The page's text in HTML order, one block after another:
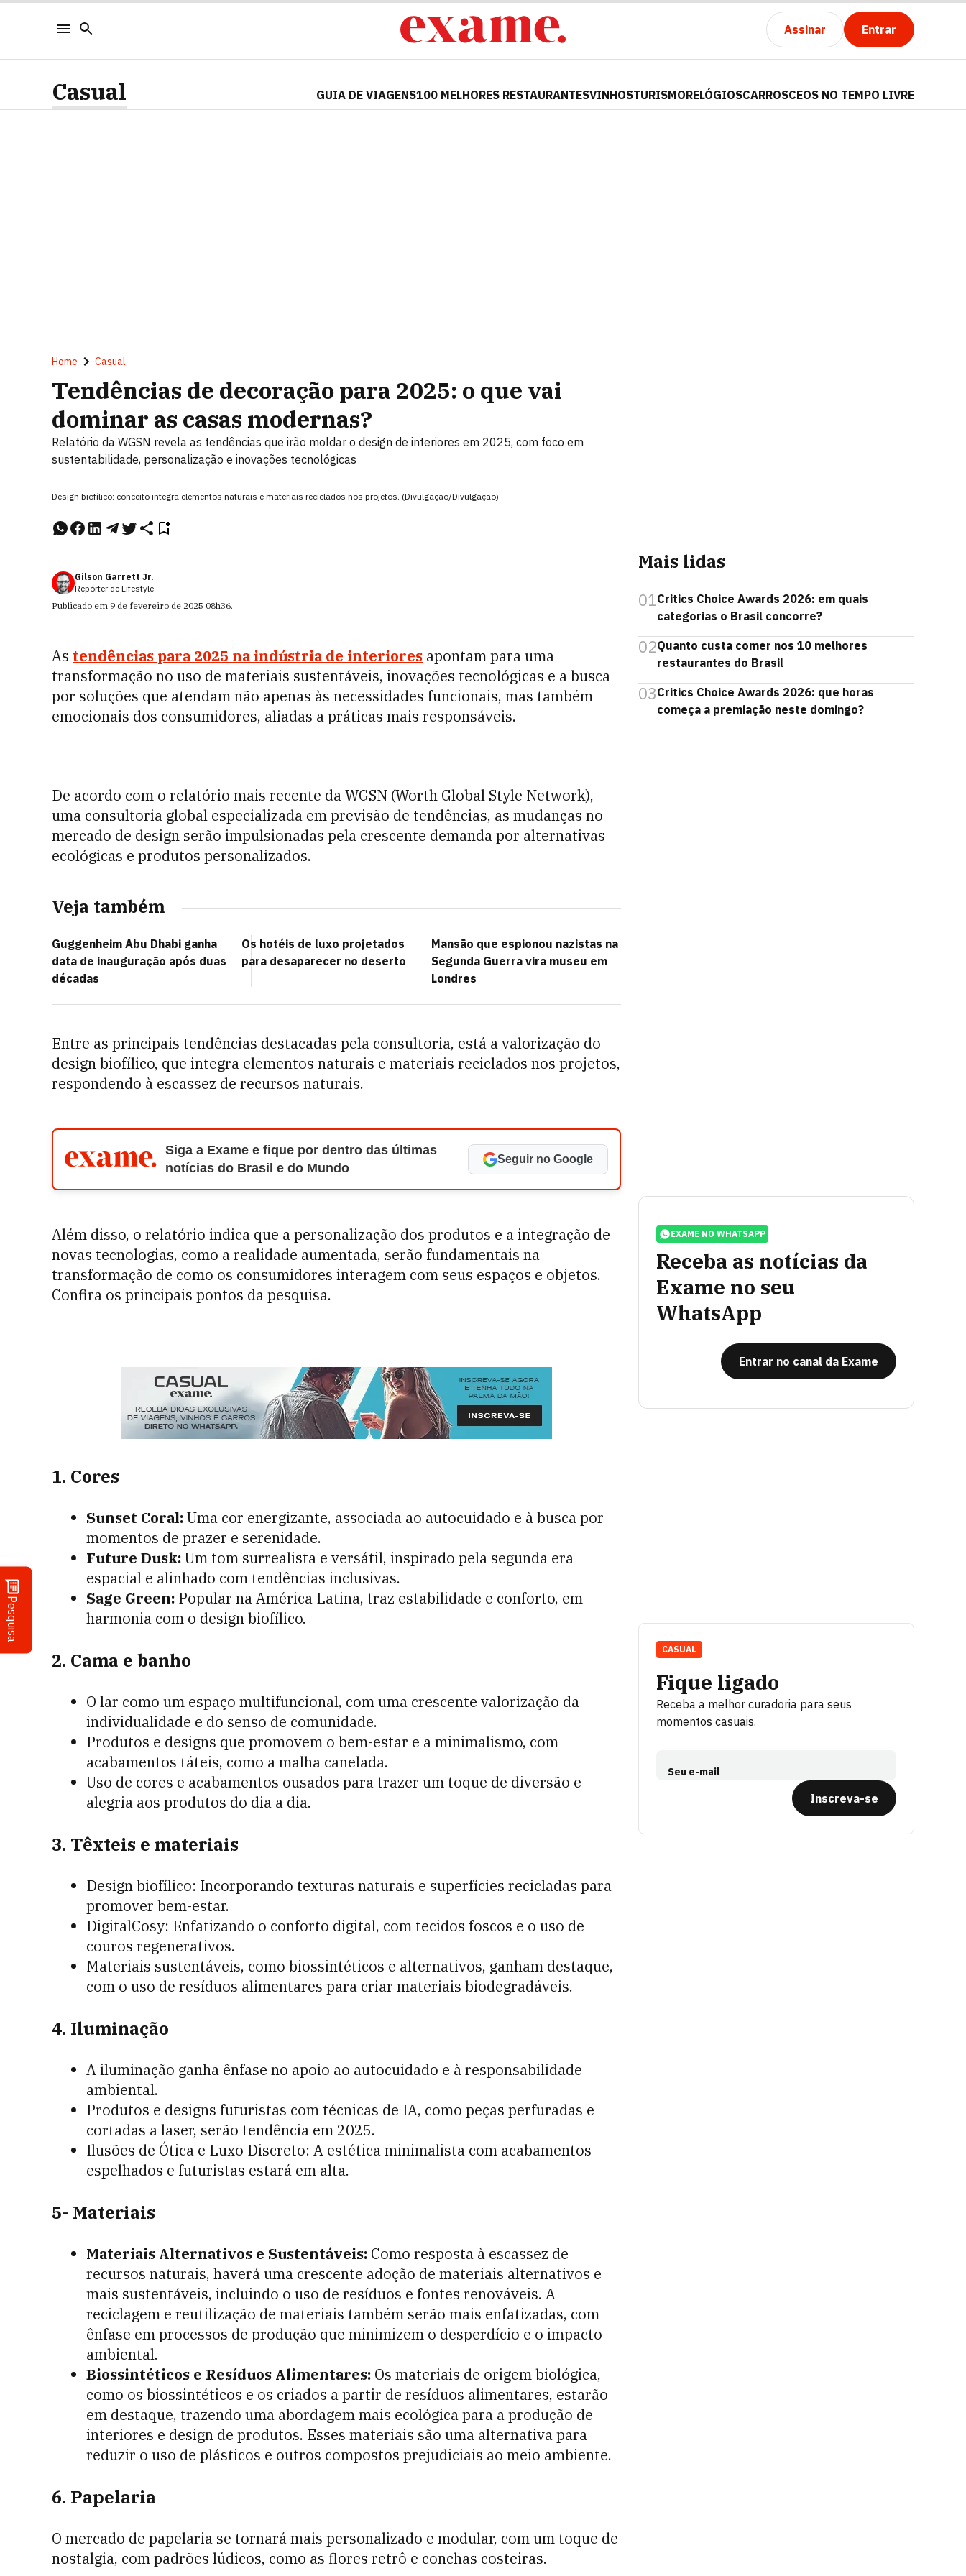
Assinar Entrar
Pesquisa
Casual GUIA DE VIAGENS100 MELHORES RESTAURANTESVINHOSTURISMORELÓGIOSCARROSCEOS NO TEMPO LIVRE
Home Casual
Tendências de decoração para 2025: o que vai
dominar as casas modernas?
Relatório da WGSN revela as tendências que irão moldar o design de interiores em 2025, com foco em
sustentabilidade, personalização e inovações tecnológicas
Design biofílico: conceito integra elementos naturais e materiais reciclados nos projetos. (Divulgação/Divulgação)
Gilson Garrett Jr.
Repórter de Lifestyle
Publicado em 9 de fevereiro de 2025 08h36.
As tendências para 2025 na indústria de interiores apontam para uma
transformação no uso de materiais sustentáveis, inovações tecnológicas e a busca
por soluções que atendam não apenas às necessidades funcionais, mas também
emocionais dos consumidores, aliadas a práticas mais responsáveis.
De acordo com o relatório mais recente da WGSN (Worth Global Style Network),
uma consultoria global especializada em previsão de tendências, as mudanças no
mercado de design serão impulsionadas pela crescente demanda por alternativas
ecológicas e produtos personalizados.
Veja também
Guggenheim Abu Dhabi ganha
data de inauguração após duas
décadas
Os hotéis de luxo projetados
para desaparecer no deserto
Mansão que espionou nazistas na
Segunda Guerra vira museu em
Londres
Entre as principais tendências destacadas pela consultoria, está a valorização do
design biofílico, que integra elementos naturais e materiais reciclados nos projetos,
respondendo à escassez de recursos naturais.
Siga a Exame e fique por dentro das últimas
notícias do Brasil e do Mundo
Seguir no Google
Além disso, o relatório indica que a personalização dos produtos e a integração de
novas tecnologias, como a realidade aumentada, serão fundamentais na
transformação de como os consumidores interagem com seus espaços e objetos.
Confira os principais pontos da pesquisa.
1. Cores
Sunset Coral:Uma cor energizante, associada ao autocuidado e à busca por
momentos de prazer e serenidade.
Future Dusk:Um tom surrealista e versátil, inspirado pela segunda era
espacial e alinhado com tendências inclusivas.
Sage Green: Popular na América Latina, traz estabilidade e conforto, em
harmonia com o design biofílico.
2. Cama e banho
O lar como um espaço multifuncional, com uma crescente valorização da
individualidade e do senso de comunidade.
Produtos e designs que promovem o bem-estar e a minimalismo, com
acabamentos táteis, como a malha canelada.
Uso de cores e acabamentos ousados para trazer um toque de diversão e
alegria aos produtos do dia a dia.
3. Têxteis e materiais
Design biofílico: Incorporando texturas naturais e superfícies recicladas para
promover bem-estar.
DigitalCosy: Enfatizando o conforto digital, com tecidos foscos e o uso de
couros regenerativos.
Materiais sustentáveis, como biossintéticos e alternativos, ganham destaque,
com o uso de resíduos alimentares para criar materiais biodegradáveis.
4. Iluminação
A iluminação ganha ênfase no apoio ao autocuidado e à responsabilidade
ambiental.
Produtos e designs futuristas com técnicas de IA, como peças perfuradas e
cortadas a laser, serão tendência em 2025.
Ilusões de Ótica e Luxo Discreto: A estética minimalista com acabamentos
espelhados e futuristas estará em alta.
5- Materiais
Materiais Alternativos e Sustentáveis: Como resposta à escassez de
recursos naturais, haverá uma crescente adoção de materiais alternativos e
mais sustentáveis, incluindo o uso de resíduos e fontes renováveis. A
reciclagem e reutilização de materiais também serão mais enfatizadas, com
ênfase em processos de produção que minimizem o desperdício e o impacto
ambiental.
Biossintéticos e Resíduos Alimentares: Os materiais de origem biológica,
como os biossintéticos e os criados a partir de resíduos alimentares, estarão
em destaque, trazendo uma abordagem mais ecológica para a produção de
interiores e design de produtos. Esses materiais são uma alternativa para
reduzir o uso de plásticos e outros compostos prejudiciais ao meio ambiente.
6. Papelaria
O mercado de papelaria se tornará mais personalizado e modular, com um toque de
nostalgia, com padrões lúdicos, como as flores retrô e conchas costeiras.
Mais lidas
01Critics Choice Awards 2026: em quais
categorias o Brasil concorre?
02Quanto custa comer nos 10 melhores
restaurantes do Brasil
03Critics Choice Awards 2026: que horas
começa a premiação neste domingo?
EXAME NO WHATSAPP
Receba as notícias da
Exame no seu
WhatsApp
Entrar no canal da Exame
Fique ligado
Receba a melhor curadoria para seus
momentos casuais.
Seu e-mail
Inscreva-se
CASUAL